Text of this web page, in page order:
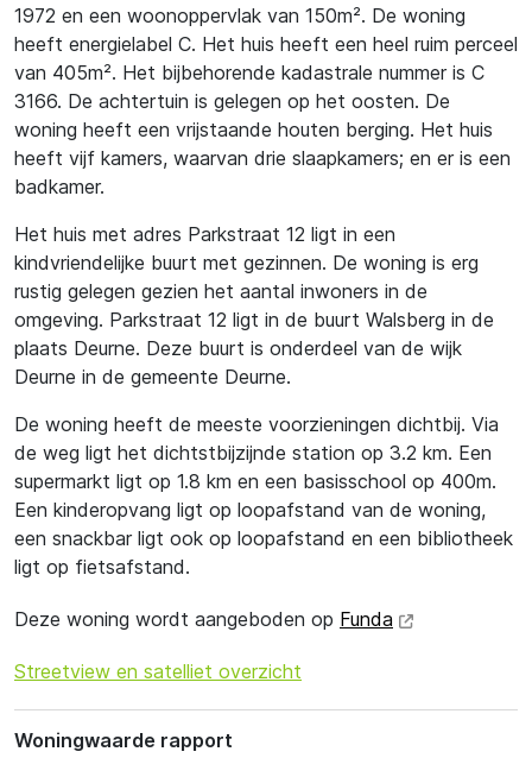
1972 en een woonoppervlak van 150m². De woning
heeft energielabel C. Het huis heeft een heel ruim perceel
van 405m². Het bijbehorende kadastrale nummer is C
3166. De achtertuin is gelegen op het oosten. De
woning heeft een vrijstaande houten berging. Het huis
heeft vijf kamers, waarvan drie slaapkamers; en er is een
badkamer.
Het huis met adres Parkstraat 12 ligt in een
kindvriendelijke buurt met gezinnen. De woning is erg
rustig gelegen gezien het aantal inwoners in de
omgeving. Parkstraat 12 ligt in de buurt Walsberg in de
plaats Deurne. Deze buurt is onderdeel van de wijk
Deurne in de gemeente Deurne.
De woning heeft de meeste voorzieningen dichtbij. Via
de weg ligt het dichtstbijzijnde station op 3.2 km. Een
supermarkt ligt op 1.8 km en een basisschool op 400m.
Een kinderopvang ligt op loopafstand van de woning,
een snackbar ligt ook op loopafstand en een bibliotheek
ligt op fietsafstand.
Deze woning wordt aangeboden op Funda
Streetview en satelliet overzicht
Woningwaarde rapport